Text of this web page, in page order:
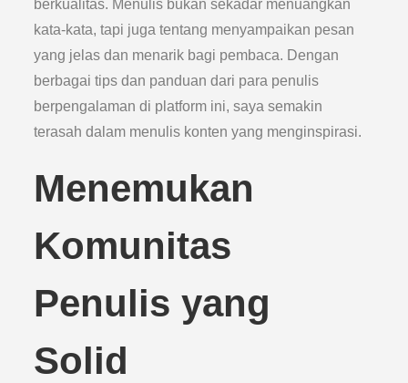
berkualitas. Menulis bukan sekadar menuangkan
kata-kata, tapi juga tentang menyampaikan pesan
yang jelas dan menarik bagi pembaca. Dengan
berbagai tips dan panduan dari para penulis
berpengalaman di platform ini, saya semakin
terasah dalam menulis konten yang menginspirasi.
Menemukan
Komunitas
Penulis yang
Solid